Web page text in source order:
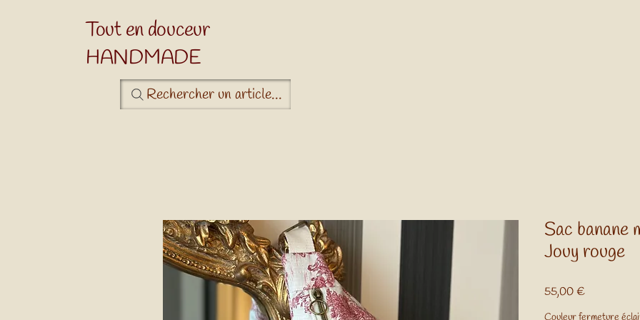
Tout en douceur
HANDMADE
Rechercher un article...
Sac banane
Jouy rouge
55,00 €Prix